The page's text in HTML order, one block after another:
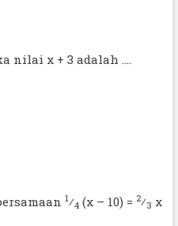
nilai x + 3 adalah ....
1⁄4 (x – 10) = 2⁄3 x